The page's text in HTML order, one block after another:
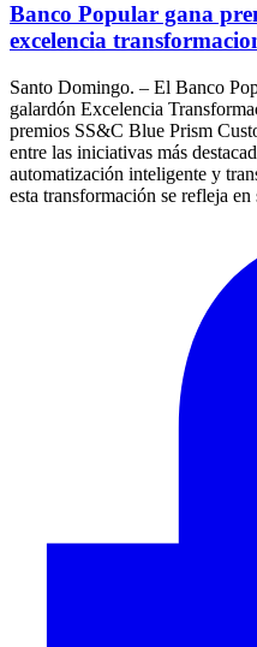
Banco Popular gana
excelencia
Santo Domingo. – El Banco
galardón Excelencia
premios SS&C Blue Prism
entre las iniciativas más
automatización inteligente y
esta transformación se refleja